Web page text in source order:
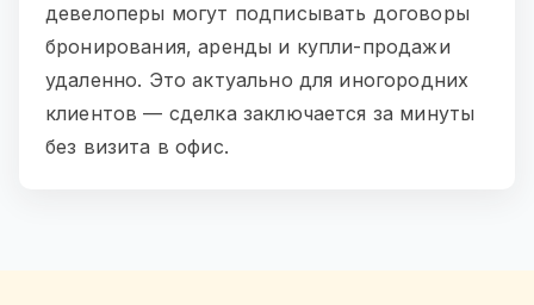
девелоперы могут подписывать договоры
бронирования, аренды и купли-продажи
удаленно. Это актуально для иногородних
клиентов — сделка заключается за минуты
без визита в офис.